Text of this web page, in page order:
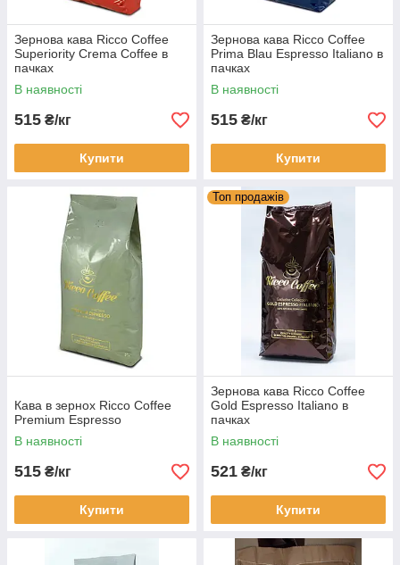
Зернова кава Ricco Coffee
Superiority Crema Coffee в
пачках
В наявності
515 ₴/кг
Купити
Зернова кава Ricco Coffee
Prima Blau Espresso Italiano в
пачках
В наявності
515 ₴/кг
Купити
Кава в зернох Ricco Coffee
Premium Espresso
В наявності
515 ₴/кг
Купити
Топ продажів
Зернова кава Ricco Coffee
Gold Espresso Italiano в
пачках
В наявності
521 ₴/кг
Купити